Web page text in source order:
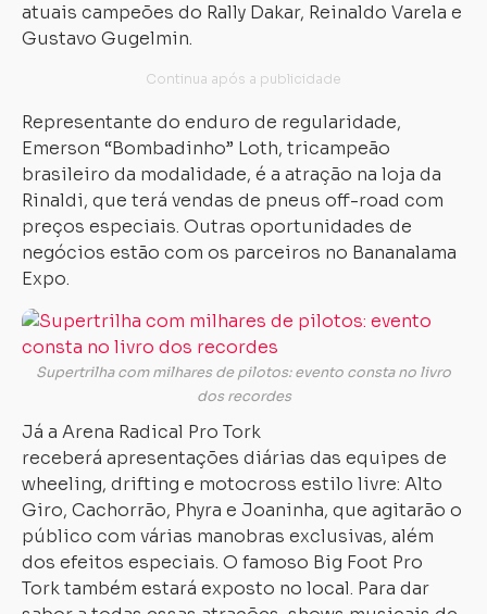
atuais campeões do Rally Dakar, Reinaldo Varela e
Gustavo Gugelmin.
Representante do enduro de regularidade,
Emerson “Bombadinho” Loth, tricampeão
brasileiro da modalidade, é a atração na loja da
Rinaldi, que terá vendas de pneus off-road com
preços especiais. Outras oportunidades de
negócios estão com os parceiros no Bananalama
Expo.
Supertrilha com milhares de pilotos: evento consta no livro
dos recordes
Já a Arena Radical Pro Tork
receberá apresentações diárias das equipes de
wheeling, drifting e motocross estilo livre: Alto
Giro, Cachorrão, Phyra e Joaninha, que agitarão o
público com várias manobras exclusivas, além
dos efeitos especiais. O famoso Big Foot Pro
Tork também estará exposto no local. Para dar